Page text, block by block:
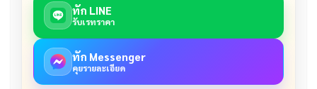
ทัก LINE
รับเรทราคา
ทัก Messenger
คุยรายละเอียด